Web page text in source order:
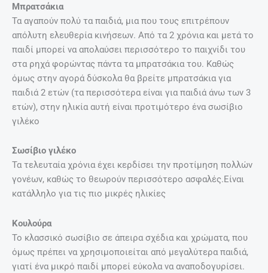
Μπρατσάκια
Τα αγαπούν πολύ τα παιδιά, μια που τους επιτρέπουν
απόλυτη ελευθερία κινήσεων. Από τα 2 χρόνια και μετά το
παιδί μπορεί να απολαύσει περισσότερο το παιχνίδι του
στα ρηχά φορώντας πάντα τα μπρατσάκια του. Καθώς
όμως στην αγορά δύσκολα θα βρείτε μπρατσάκια για
παιδιά 2 ετών (τα περισσότερα είναι για παιδιά άνω των 3
ετών), στην ηλικία αυτή είναι προτιμότερο ένα σωσίβιο
γιλέκο
Σωσίβιο γιλέκο
Τα τελευταία χρόνια έχει κερδίσει την προτίμηση πολλών
γονέων, καθώς το θεωρούν περισσότερο ασφαλές.Είναι
κατάλληλο για τις πιο μικρές ηλικίες
Κουλούρα
Το κλασσικό σωσίβιο σε άπειρα σχέδια και χρώματα, που
όμως πρέπει να χρησιμοποιείται από μεγαλύτερα παιδιά,
γιατί ένα μικρό παιδί μπορεί εύκολα να αναποδογυρίσει.